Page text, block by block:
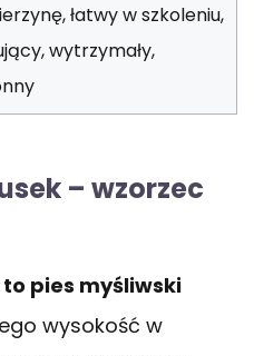
łatwy w szkoleniu,
wytrzymały,
– wzorzec
to pies myśliwski
wysokość w